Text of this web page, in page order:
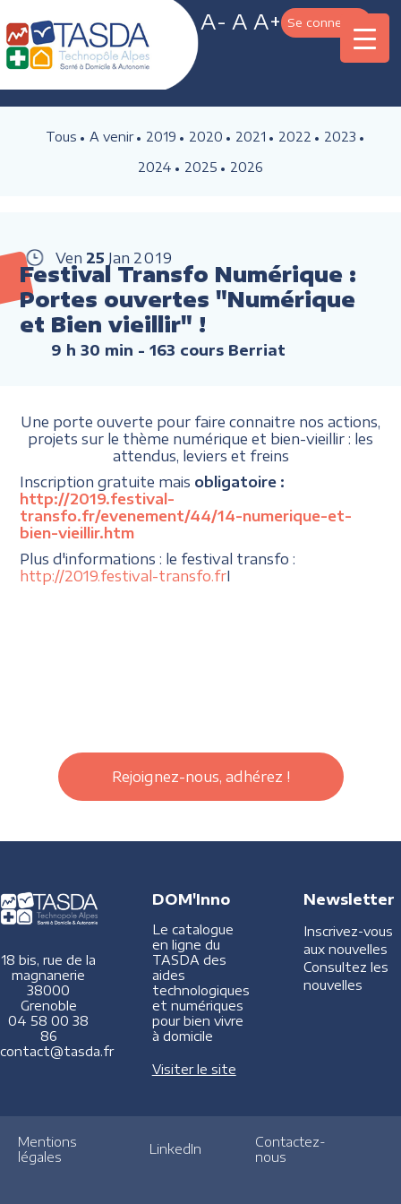
A- A A+ Se connecter
Tous A venir 2019 2020 2021 2022
2023
2024
2025 2026
Ven 25 Jan 2019
Festival Transfo Numérique :
Portes ouvertes "Numérique
et Bien vieillir" !
9 h 30 min - 163 cours Berriat
Une porte ouverte pour faire connaitre nos actions,
projets sur le thème numérique et bien-vieillir : les
attendus, leviers et freins
Inscription gratuite mais obligatoire :
http://2019.festival-
transfo.fr/evenement/44/14-numerique-et-
bien-vieillir.htm
Plus d'informations : le festival transfo :
http://2019.festival-transfo.frI
Rejoignez-nous, adhérez !
18 bis, rue de la
magnanerie
38000
Grenoble
04 58 00 38
86
contact@tasda.fr
DOM'Inno
Le catalogue
en ligne du
TASDA des
aides
technologiques
et numériques
pour bien vivre
à domicile
Visiter le site
Newsletter
Inscrivez-vous
aux nouvelles
Consultez les
nouvelles
Mentions
légales
LinkedIn
Contactez-
nous